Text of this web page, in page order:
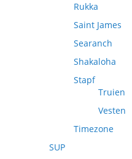
Rukka
Saint James
Searanch
Shakaloha
Stapf
Truien
Vesten
Timezone
SUP